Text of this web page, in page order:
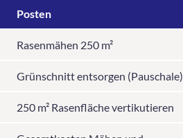
Posten
Rasenmähen 250 m²
Grünschnitt entsorgen (Pauschale)
250 m² Rasenfläche vertikutieren